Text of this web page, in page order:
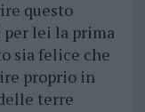
questo
per lei la prima
sia felice che
proprio in
terre